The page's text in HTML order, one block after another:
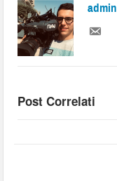
admin
Post Correlati